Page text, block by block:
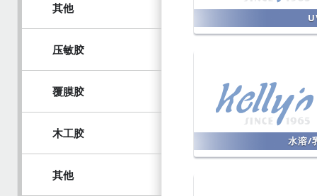
其他
压敏胶
覆膜胶
木工胶
其他
水溶/